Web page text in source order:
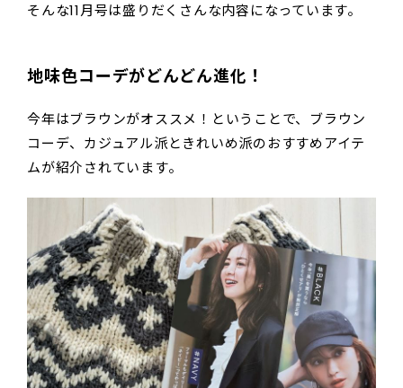
そんな11月号は盛りだくさんな内容になっています。
地味色コーデがどんどん進化！
今年はブラウンがオススメ！ということで、ブラウン
コーデ、カジュアル派ときれいめ派のおすすめアイテ
ムが紹介されています。